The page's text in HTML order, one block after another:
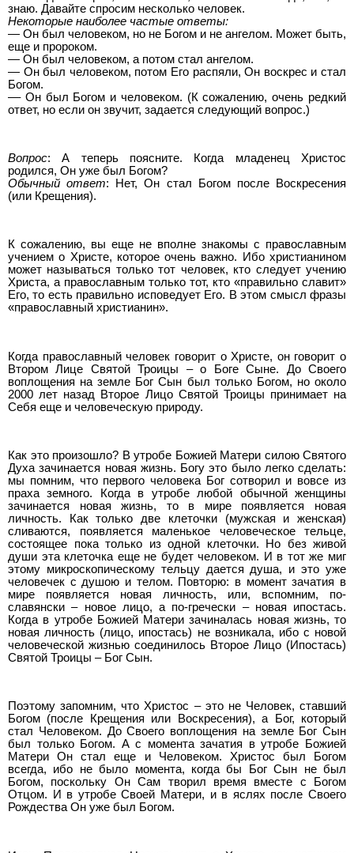
знаю. Давайте спросим несколько человек.
Некоторые наиболее частые ответы:
— Он был человеком, но не Богом и не ангелом. Может быть,
еще и пророком.
— Он был человеком, а потом стал ангелом.
— Он был человеком, потом Его распяли, Он воскрес и стал
Богом.
–– Он был Богом и человеком. (К сожалению, очень редкий
ответ, но если он звучит, задается следующий вопрос.)
Вопрос: А теперь поясните. Когда младенец Христос
родился, Он уже был Богом?
Обычный ответ: Нет, Он стал Богом после Воскресения
(или Крещения).
К сожалению, вы еще не вполне знакомы с православным
учением о Христе, которое очень важно. Ибо христианином
может называться только тот человек, кто следует учению
Христа, а православным только тот, кто «правильно славит»
Его, то есть правильно исповедует Его. В этом смысл фразы
«православный христианин».
Когда православный человек говорит о Христе, он говорит о
Втором Лице Святой Троицы – о Боге Сыне. До Своего
воплощения на земле Бог Сын был только Богом, но около
2000 лет назад Второе Лицо Святой Троицы принимает на
Себя еще и человеческую природу.
Как это произошло? В утробе Божией Матери силою Святого
Духа зачинается новая жизнь. Богу это было легко сделать:
мы помним, что первого человека Бог сотворил и вовсе из
праха земного. Когда в утробе любой обычной женщины
зачинается новая жизнь, то в мире появляется новая
личность. Как только две клеточки (мужская и женская)
сливаются, появляется маленькое человеческое тельце,
состоящее пока только из одной клеточки. Но без живой
души эта клеточка еще не будет человеком. И в тот же миг
этому микроскопическому тельцу дается душа, и это уже
человечек с душою и телом. Повторю: в момент зачатия в
мире появляется новая личность, или, вспомним, по-
славянски – новое лицо, а по-гречески – новая ипостась.
Когда в утробе Божией Матери зачиналась новая жизнь, то
новая личность (лицо, ипостась) не возникала, ибо с новой
человеческой жизнью соединилось Второе Лицо (Ипостась)
Святой Троицы – Бог Сын.
Поэтому запомним, что Христос – это не Человек, ставший
Богом (после Крещения или Воскресения), а Бог, который
стал Человеком. До Своего воплощения на земле Бог Сын
был только Богом. А с момента зачатия в утробе Божией
Матери Он стал еще и Человеком. Христос был Богом
всегда, ибо не было момента, когда бы Бог Сын не был
Богом, поскольку Он Сам творил время вместе с Богом
Отцом. И в утробе Своей Матери, и в яслях после Своего
Рождества Он уже был Богом.